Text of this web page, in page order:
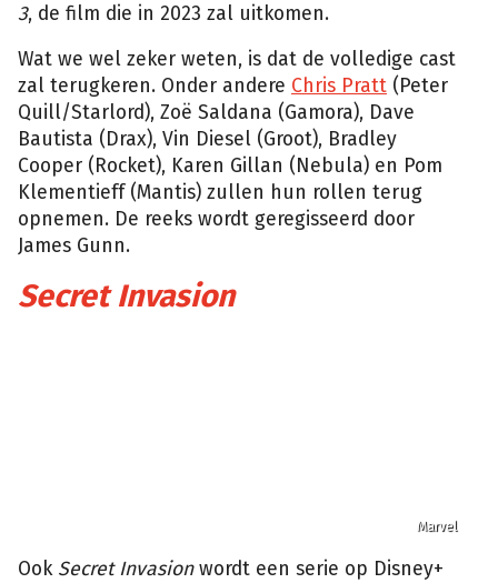
3, de film die in 2023 zal uitkomen.
Wat we wel zeker weten, is dat de volledige cast
zal terugkeren. Onder andere Chris Pratt (Peter
Quill/Starlord), Zoë Saldana (Gamora), Dave
Bautista (Drax), Vin Diesel (Groot), Bradley
Cooper (Rocket), Karen Gillan (Nebula) en Pom
Klementieff (Mantis) zullen hun rollen terug
opnemen. De reeks wordt geregisseerd door
James Gunn.
Secret Invasion
Marvel
Ook Secret Invasionwordt een serie op Disney+